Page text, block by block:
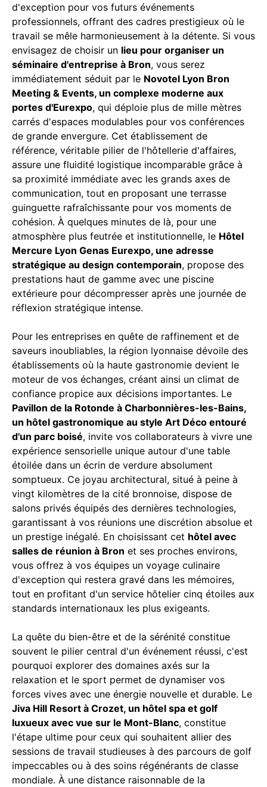
d'exception pour vos futurs événements
professionnels, offrant des cadres prestigieux où le
travail se mêle harmonieusement à la détente. Si vous
envisagez de choisir un lieu pour organiser un
séminaire d'entreprise à Bron, vous serez
immédiatement séduit par le Novotel Lyon Bron
Meeting & Events, un complexe moderne aux
portes d'Eurexpo, qui déploie plus de mille mètres
carrés d'espaces modulables pour vos conférences
de grande envergure. Cet établissement de
référence, véritable pilier de l'hôtellerie d'affaires,
assure une fluidité logistique incomparable grâce à
sa proximité immédiate avec les grands axes de
communication, tout en proposant une terrasse
guinguette rafraîchissante pour vos moments de
cohésion. À quelques minutes de là, pour une
atmosphère plus feutrée et institutionnelle, le Hôtel
Mercure Lyon Genas Eurexpo, une adresse
stratégique au design contemporain, propose des
prestations haut de gamme avec une piscine
extérieure pour décompresser après une journée de
réflexion stratégique intense.
Pour les entreprises en quête de raffinement et de
saveurs inoubliables, la région lyonnaise dévoile des
établissements où la haute gastronomie devient le
moteur de vos échanges, créant ainsi un climat de
confiance propice aux décisions importantes. Le
Pavillon de la Rotonde à Charbonnières-les-Bains,
un hôtel gastronomique au style Art Déco entouré
d'un parc boisé, invite vos collaborateurs à vivre une
expérience sensorielle unique autour d'une table
étoilée dans un écrin de verdure absolument
somptueux. Ce joyau architectural, situé à peine à
vingt kilomètres de la cité bronnoise, dispose de
salons privés équipés des dernières technologies,
garantissant à vos réunions une discrétion absolue et
un prestige inégalé. En choisissant cet hôtel avec
salles de réunion à Bron et ses proches environs,
vous offrez à vos équipes un voyage culinaire
d'exception qui restera gravé dans les mémoires,
tout en profitant d'un service hôtelier cinq étoiles aux
standards internationaux les plus exigeants.
La quête du bien-être et de la sérénité constitue
souvent le pilier central d'un événement réussi, c'est
pourquoi explorer des domaines axés sur la
relaxation et le sport permet de dynamiser vos
forces vives avec une énergie nouvelle et durable. Le
Jiva Hill Resort à Crozet, un hôtel spa et golf
luxueux avec vue sur le Mont-Blanc, constitue
l'étape ultime pour ceux qui souhaitent allier des
sessions de travail studieuses à des parcours de golf
impeccables ou à des soins régénérants de classe
mondiale. À une distance raisonnable de la